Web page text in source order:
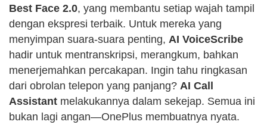
Best Face 2.0, yang membantu setiap wajah tampil
dengan ekspresi terbaik. Untuk mereka yang
menyimpan suara-suara penting, AI VoiceScribe
hadir untuk mentranskripsi, merangkum, bahkan
menerjemahkan percakapan. Ingin tahu ringkasan
dari obrolan telepon yang panjang? AI Call
Assistant melakukannya dalam sekejap. Semua ini
bukan lagi angan—OnePlus membuatnya nyata.